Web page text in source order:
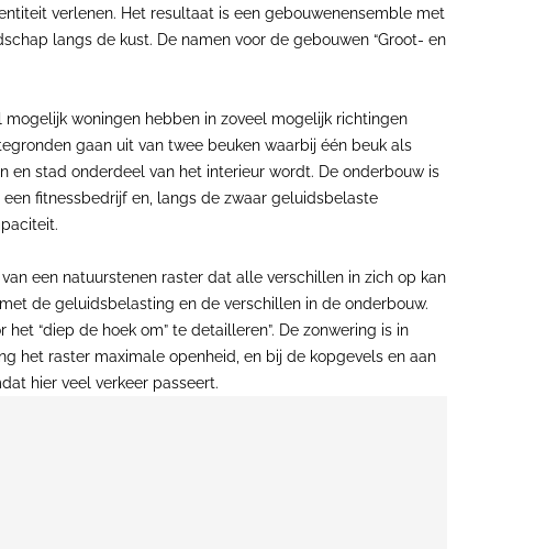
verlenen. Het resultaat is een gebouwenensemble met
langs de kust. De namen voor de gebouwen “Groot- en
woningen hebben in zoveel mogelijk richtingen
gaan uit van twee beuken waarbij één beuk als
en stad onderdeel van het interieur wordt. De onderbouw is
fitnessbedrijf en, langs de zwaar geluidsbelaste
een natuurstenen raster dat alle verschillen in zich op kan
de geluidsbelasting en de verschillen in de onderbouw.
“diep de hoek om” te detailleren”. De zonwering is in
het raster maximale openheid, en bij de kopgevels en aan
hier veel verkeer passeert.